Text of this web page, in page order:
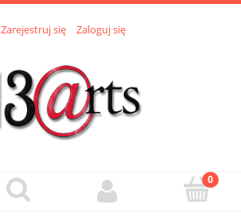
Zarejestruj się Zaloguj się